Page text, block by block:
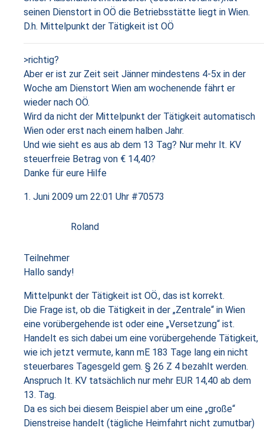
seinen Dienstort in OÖ die Betriebsstätte liegt in Wien.
D.h. Mittelpunkt der Tätigkeit ist OÖ
>richtig?
Aber er ist zur Zeit seit Jänner mindestens 4-5x in der
Woche am Dienstort Wien am wochenende fährt er
wieder nach OÖ.
Wird da nicht der Mittelpunkt der Tätigkeit automatisch
Wien oder erst nach einem halben Jahr.
Und wie sieht es aus ab dem 13 Tag? Nur mehr lt. KV
steuerfreie Betrag von € 14,40?
Danke für eure Hilfe
1. Juni 2009 um 22:01 Uhr #70573
Roland
Teilnehmer
Hallo sandy!
Mittelpunkt der Tätigkeit ist OÖ., das ist korrekt.
Die Frage ist, ob die Tätigkeit in der „Zentrale“ in Wien
eine vorübergehende ist oder eine „Versetzung“ ist.
Handelt es sich dabei um eine vorübergehende Tätigkeit,
wie ich jetzt vermute, kann mE 183 Tage lang ein nicht
steuerbares Tagesgeld gem. § 26 Z 4 bezahlt werden.
Anspruch lt. KV tatsächlich nur mehr EUR 14,40 ab dem
13. Tag.
Da es sich bei diesem Beispiel aber um eine „große“
Dienstreise handelt (tägliche Heimfahrt nicht zumutbar)